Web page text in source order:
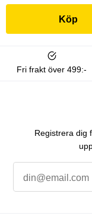
Köp
Fri frakt över 499:-
Registrera dig